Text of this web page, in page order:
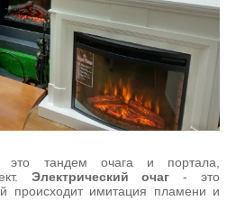
тандем очага и портала,
Электрический очаг - это
происходит имитация пламени и